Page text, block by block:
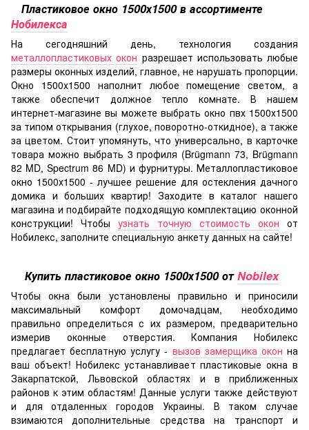
Пластиковое окно 1500х1500 в ассортименте
Нобилекса
На сегодняшний день, технология создания
металлопластиковых окон разрешает использовать любые
размеры оконных изделий, главное, не нарушать пропорции.
Окно 1500х1500 наполнит любое помещение светом, а
также обеспечит должное тепло комнате. В нашем
интернет-магазине вы можете выбрать окно пвх 1500х1500
за типом открывания (глухое, поворотно-откидное), а также
за цветом. Стоит упомянуть, что универсально, в карточке
товара можно выбрать 3 профиля (Brügmann 73, Brügmann
82 MD, Spectrum 86 MD) и фурнитуры. Металлопластиковое
окно 1500х1500 - лучшее решение для остекления дачного
домика и больших квартир! Заходите в каталог нашего
магазина и подбирайте подходящую комплектацию оконной
конструкции! Чтобы узнать точную стоимость окон от
Нобилекс, заполните специальную анкету данных на сайте!
Купить пластиковое окно 1500х1500 отNobilex
Чтобы окна были установлены правильно и приносили
максимальный комфорт домочадцам, необходимо
правильно определиться с их размером, предварительно
измерив оконные отверстия. Компания Нобилекс
предлагает бесплатную услугу - вызов замерщика окон на
ваш объект! Нобилекс устанавливает пластиковые окна в
Закарпатской, Львовской областях и в приближенных
районов к этим областям! Данные услуги также действуют
и для отдаленных городов Украины. В таком случае
взимаются дополнительные средства на транспорт и